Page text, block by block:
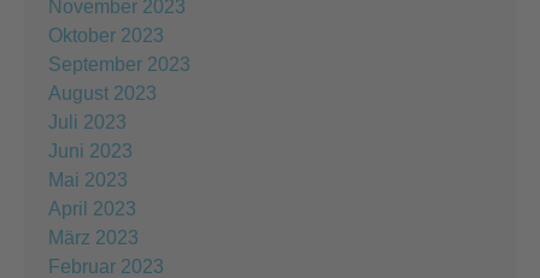
November 2023
Oktober 2023
September 2023
August 2023
Juli 2023
Juni 2023
Mai 2023
April 2023
März 2023
Februar 2023